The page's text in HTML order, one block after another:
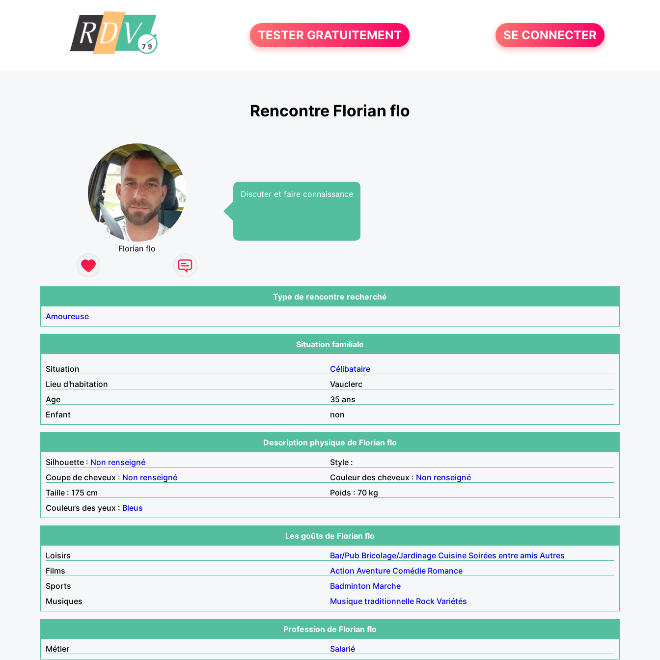
TESTER GRATUITEMENT SE CONNECTER
Rencontre Florian flo
Florian flo
Discuter et faire connaissance
Type de rencontre recherché
Amoureuse
Situation familiale
Situation
Célibataire
Lieu d'habitation
Vauclerc
Age
35 ans
Enfant
non
Description physique de Florian flo
Silhouette : Non renseigné
Style :
Coupe de cheveux : Non renseigné Couleur des cheveux : Non renseigné
Taille : 175 cm
Poids : 70 kg
Couleurs des yeux : Bleus
Les goûts de Florian flo
Loisirs
Bar/Pub Bricolage/Jardinage Cuisine Soirées entre amis Autres
Films
Action Aventure Comédie Romance
Sports
Badminton Marche
Musiques
Musique traditionnelle Rock Variétés
Profession de Florian flo
Métier
Salarié